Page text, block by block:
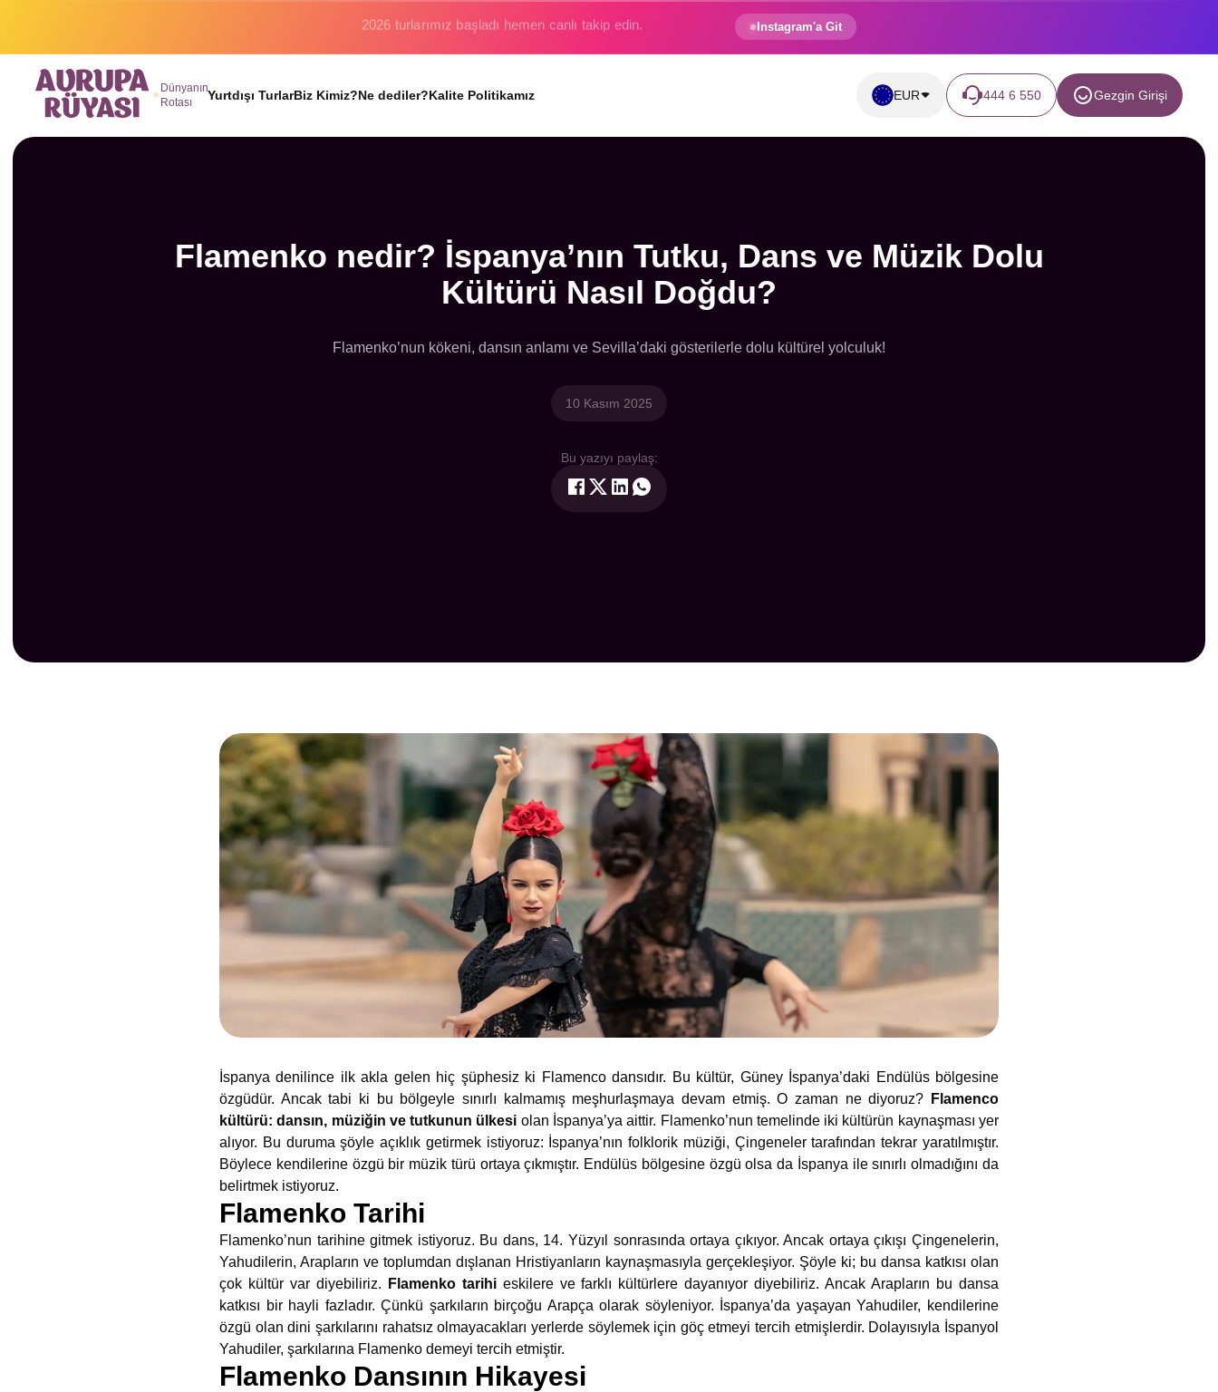
Binlerce gezginin hayali gerçek oluyor. Instagram'a Git
Dünyanın
Rotası
Yurtdışı TurlarBiz Kimiz?Ne dediler?Kalite Politikamız EUR 444 6 550 Gezgin Girişi
Flamenko nedir? İspanya’nın Tutku, Dans ve Müzik Dolu
Kültürü Nasıl Doğdu?
Flamenko’nun kökeni, dansın anlamı ve Sevilla’daki gösterilerle dolu kültürel yolculuk!
10 Kasım 2025
Bu yazıyı paylaş:
İspanya denilince ilk akla gelen hiç şüphesiz ki Flamenco dansıdır. Bu kültür, Güney İspanya’daki Endülüs bölgesine
özgüdür. Ancak tabi ki bu bölgeyle sınırlı kalmamış meşhurlaşmaya devam etmiş. O zaman ne diyoruz?
Flamenco
kültürü: dansın, müziğin ve tutkunun ülkesi olan İspanya’ya aittir. Flamenko’nun temelinde iki kültürün kaynaşması yer
alıyor. Bu duruma şöyle açıklık getirmek istiyoruz: İspanya’nın folklorik müziği, Çingeneler tarafından tekrar yaratılmıştır.
Böylece kendilerine özgü bir müzik türü ortaya çıkmıştır. Endülüs bölgesine özgü olsa da İspanya ile sınırlı olmadığını da
belirtmek istiyoruz.
Flamenko Tarihi
Flamenko’nun tarihine gitmek istiyoruz. Bu dans, 14. Yüzyıl sonrasında ortaya çıkıyor. Ancak ortaya çıkışı Çingenelerin,
Yahudilerin, Arapların ve toplumdan dışlanan Hristiyanların kaynaşmasıyla gerçekleşiyor. Şöyle ki; bu dansa katkısı olan
çok kültür var diyebiliriz.
Flamenko tarihi eskilere ve farklı kültürlere dayanıyor diyebiliriz. Ancak Arapların bu dansa
katkısı bir hayli fazladır. Çünkü şarkıların birçoğu Arapça olarak söyleniyor. İspanya’da yaşayan Yahudiler, kendilerine
özgü olan dini şarkılarını rahatsız olmayacakları yerlerde söylemek için göç etmeyi tercih etmişlerdir. Dolayısıyla İspanyol
Yahudiler, şarkılarına Flamenko demeyi tercih etmiştir.
Flamenko Dansının Hikayesi